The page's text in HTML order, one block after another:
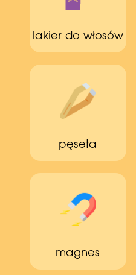
lakier do włosów
pęseta
magnes